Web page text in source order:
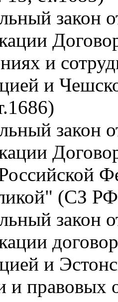
закон
и
и
закон
(СЗ
закон
и
правовых